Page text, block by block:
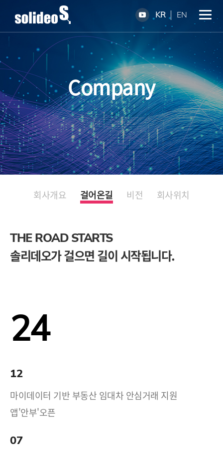
KR EN
Company
회사개요 걸어온길 비전 회사위치
THE ROAD STARTS
솔리데오가 걸으면 길이 시작됩니다.
24
12
마이데이터 기반 부동산 임대차 안심거래 지원
앱'안부'오픈
07